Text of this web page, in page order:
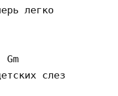
легко
слез